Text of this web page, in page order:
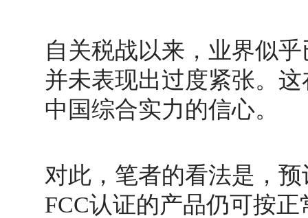
自关税战以来，业界似
并未表现出过度紧张。
中国综合实力的信心。
对此，笔者的看法是，
FCC认证的产品仍可按